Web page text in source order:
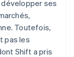
ses
Toutefois,
pas les
Shift a pris